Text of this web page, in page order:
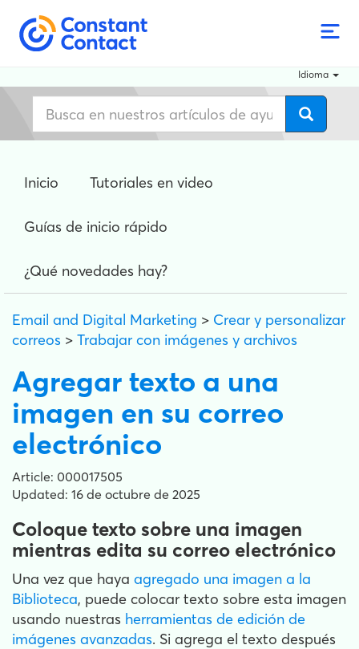
Idioma
Inicio Tutoriales en video
Guías de inicio rápido
¿Qué novedades hay?
Email and Digital Marketing > Crear y personalizar
correos > Trabajar con imágenes y archivos
Agregar texto a una
imagen en su correo
electrónico
Article: 000017505
Updated: 16 de octubre de 2025
Coloque texto sobre una imagen
mientras edita su correo electrónico
Una vez que haya agregado una imagen a la
Biblioteca, puede colocar texto sobre esta imagen
usando nuestras herramientas de edición de
imágenes avanzadas. Si agrega el texto después